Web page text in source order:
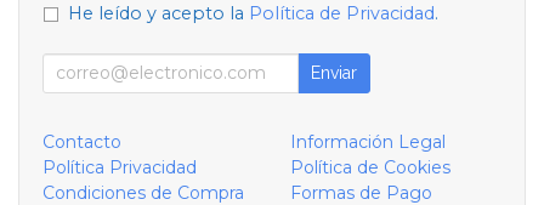
He leído y acepto la Política de Privacidad.
Enviar
Contacto
Información Legal
Política Privacidad
Política de Cookies
Condiciones de Compra
Formas de Pago